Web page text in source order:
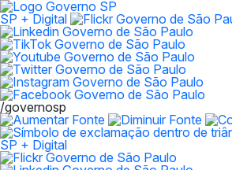
SP + Digital
/governosp
SP + Digital